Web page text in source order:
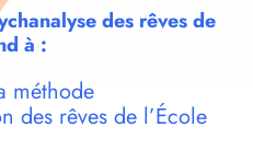
des rêves de
à :
méthode
des rêves de l’École